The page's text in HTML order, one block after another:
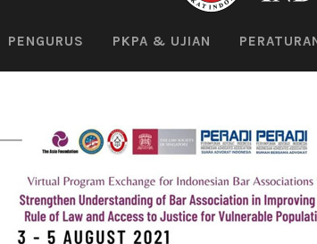
PENGURUS PKPA & UJIAN